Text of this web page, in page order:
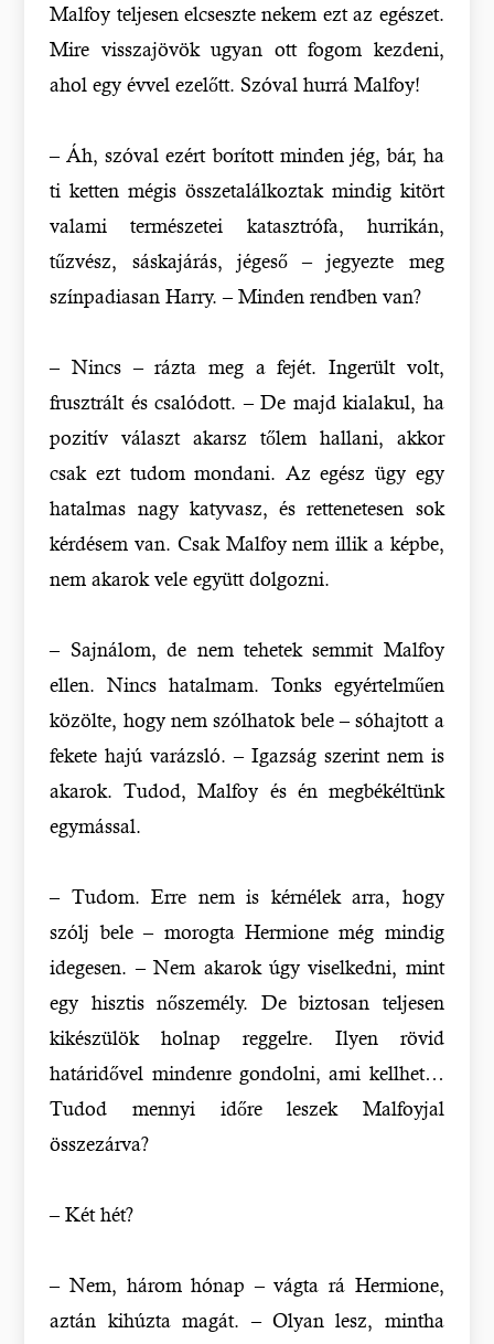
Malfoy teljesen elcseszte nekem ezt az egészet.
Mire visszajövök ugyan ott fogom kezdeni,
ahol egy évvel ezelőtt. Szóval hurrá Malfoy!
– Áh, szóval ezért borított minden jég, bár, ha
ti ketten mégis összetalálkoztak mindig kitört
valami természetei katasztrófa, hurrikán,
tűzvész, sáskajárás, jégeső – jegyezte meg
színpadiasan Harry. – Minden rendben van?
– Nincs – rázta meg a fejét. Ingerült volt,
frusztrált és csalódott. – De majd kialakul, ha
pozitív választ akarsz tőlem hallani, akkor
csak ezt tudom mondani. Az egész ügy egy
hatalmas nagy katyvasz, és rettenetesen sok
kérdésem van. Csak Malfoy nem illik a képbe,
nem akarok vele együtt dolgozni.
– Sajnálom, de nem tehetek semmit Malfoy
ellen. Nincs hatalmam. Tonks egyértelműen
közölte, hogy nem szólhatok bele – sóhajtott a
fekete hajú varázsló. – Igazság szerint nem is
akarok. Tudod, Malfoy és én megbékéltünk
egymással.
– Tudom. Erre nem is kérnélek arra, hogy
szólj bele – morogta Hermione még mindig
idegesen. – Nem akarok úgy viselkedni, mint
egy hisztis nőszemély. De biztosan teljesen
kikészülök holnap reggelre. Ilyen rövid
határidővel mindenre gondolni, ami kellhet…
Tudod mennyi időre leszek Malfoyjal
összezárva?
– Két hét?
– Nem, három hónap – vágta rá Hermione,
aztán kihúzta magát. – Olyan lesz, mintha